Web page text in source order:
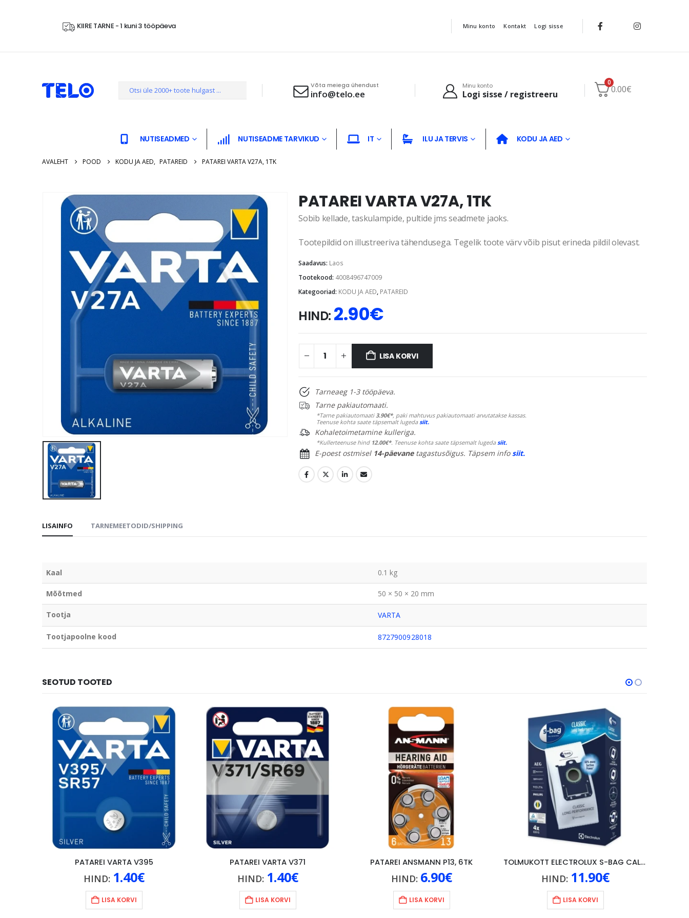
KIIRE TARNE - 1 kuni 3 tööpäeva Minu konto Kontakt Logi sisse
Võta meiega ühendust
info@telo.ee
Minu konto
Logi sisse / registreeru
0
0.00€
NUTISEADMED NUTISEADME TARVIKUD IT ILU JA TERVIS KODU JA AED
AVALEHT POOD KODU JA AED, PATAREID PATAREI VARTA V27A, 1TK
PATAREI VARTA V27A, 1TK
Sobib kellade, taskulampide, pultide jms seadmete jaoks.
Tootepildid on illustreeriva tähendusega. Tegelik toote värv võib pisut erineda pildil olevast.
Saadavus: Laos
Tootekood: 4008496747009
Kategooriad: KODU JA AED, PATAREID
HIND: 2.90€
LISA KORVI
Tarneaeg 1-3 tööpäeva.
Tarne pakiautomaati.
*Tarne pakiautomaati3.90€*, paki mahtuvus pakiautomaati arvutatakse kassas.
Teenuse kohta saate täpsemalt lugedasiit.
Kohaletoimetamine kulleriga.
*Kullerteenuse hind 12.00€*. Teenuse kohta saate täpsemalt lugedasiit.
E-poest ostmisel 14-päevanetagastusõigus. Täpsem info siit.
LISAINFO TARNEMEETODID/SHIPPING
Kaal 0.1 kg
Mõõtmed 50 × 50 × 20 mm
Tootja VARTA
Tootjapoolne kood 8727900928018
SEOTUD TOOTED
PATAREI VARTA V395
HIND: 1.40€
LISA KORVI
PATAREI VARTA V371
HIND: 1.40€
LISA KORVI
PATAREI ANSMANN P13, 6TK
HIND: 6.90€
LISA KORVI
TOLMUKOTT ELECTROLUX S-BAG CALSSIC 4TK
HIND: 11.90€
LISA KORVI